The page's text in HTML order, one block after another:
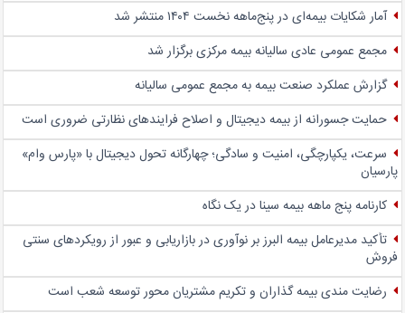
آمار شکایات بیمه‌ای در پنج‌‌ماهه نخست ۱۴۰۴ منتشر شد
مجمع عمومی عادی سالیانه بیمه مرکزی برگزار شد
گزارش عملکرد صنعت بیمه به مجمع عمومی سالیانه
حمایت جسورانه از بیمه دیجیتال و اصلاح فرایندهای نظارتی ضروری است
سرعت، یکپارچگی، امنیت و سادگی؛ چهار‌گانه تحول دیجیتال با «پارس وام»
پارسیان
کارنامه پنج ماهه بیمه سینا در یک نگاه
تأکید مدیرعامل بیمه البرز بر نوآوری در بازاریابی و عبور از رویکردهای سنتی
فروش
رضایت مندی بیمه گذاران و تکریم مشتریان محور توسعه شعب است